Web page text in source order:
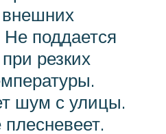
внешних
Не поддается
резких
шум с улицы.